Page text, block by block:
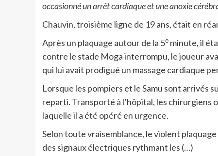
occasionné un arrêt cardiaque et une anoxie
Chauvin, troisième ligne de 19 ans, était en
Après un plaquage autour de la 5e minute, il
contre le stade Moga interrompu, le joueur
qui lui avait prodigué un massage cardiaque
Lorsque les pompiers et le Samu sont arrivés
reparti. Transporté à l’hôpital, les
laquelle il a été opéré en urgence.
Selon toute vraisemblance, le violent
des signaux électriques rythmant les (…)